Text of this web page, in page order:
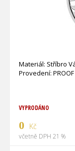
Materiál: Stříbro
VYPRODÁNO
0 Kč
včetně DPH 21 %